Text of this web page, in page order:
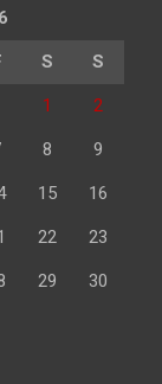
S S
1 2
8 9
15 16
22 23
29 30